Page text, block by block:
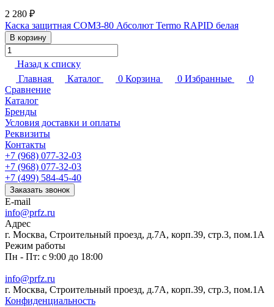
2 280 ₽
Каска защитная СОМЗ-80 Абсолют Termo RAPID белая
В корзину
Назад к списку
Главная
Каталог 0 Корзина 0 Избранные
0
Сравнение
Каталог
Бренды
Условия доставки и оплаты
Реквизиты
Контакты
+7 (968) 077-32-03
+7 (968) 077-32-03
+7 (499) 584-45-40
Заказать звонок
E-mail
info@prfz.ru
Адрес
г. Москва, Строительный проезд, д.7А, корп.39, стр.3, пом.1А
Режим работы
Пн - Пт: с 9:00 до 18:00
info@prfz.ru
г. Москва, Строительный проезд, д.7А, корп.39, стр.3, пом.1А
Конфиденциальность